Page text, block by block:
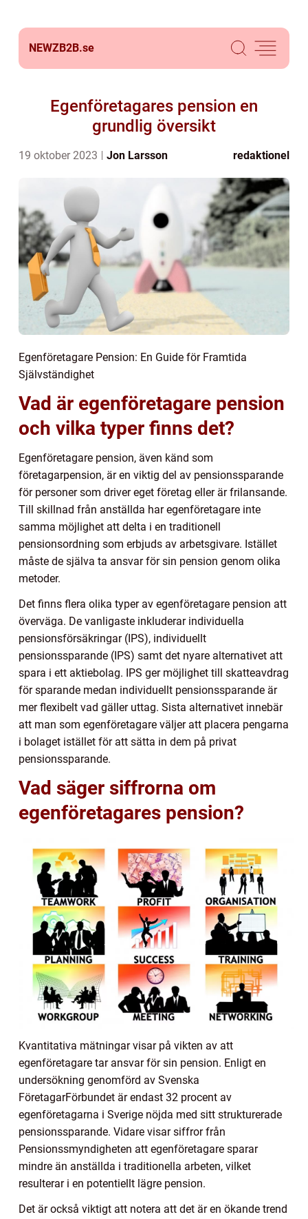
NEWZB2B.se
Egenföretagares pension en
grundlig översikt
19 oktober 2023 Jon Larsson redaktionel
Egenföretagare Pension: En Guide för Framtida
Självständighet
Vad är egenföretagare pension
och vilka typer finns det?
Egenföretagare pension, även känd som
företagarpension, är en viktig del av pensionssparande
för personer som driver eget företag eller är frilansande.
Till skillnad från anställda har egenföretagare inte
samma möjlighet att delta i en traditionell
pensionsordning som erbjuds av arbetsgivare. Istället
måste de själva ta ansvar för sin pension genom olika
metoder.
Det finns flera olika typer av egenföretagare pension att
överväga. De vanligaste inkluderar individuella
pensionsförsäkringar (IPS), individuellt
pensionssparande (IPS) samt det nyare alternativet att
spara i ett aktiebolag. IPS ger möjlighet till skatteavdrag
för sparande medan individuellt pensionssparande är
mer flexibelt vad gäller uttag. Sista alternativet innebär
att man som egenföretagare väljer att placera pengarna
i bolaget istället för att sätta in dem på privat
pensionssparande.
Vad säger siffrorna om
egenföretagares pension?
Kvantitativa mätningar visar på vikten av att
egenföretagare tar ansvar för sin pension. Enligt en
undersökning genomförd av Svenska
FöretagarFörbundet är endast 32 procent av
egenföretagarna i Sverige nöjda med sitt strukturerade
pensionssparande. Vidare visar siffror från
Pensionssmyndigheten att egenföretagare sparar
mindre än anställda i traditionella arbeten, vilket
resulterar i en potentiellt lägre pension.
Det är också viktigt att notera att det är en ökande trend